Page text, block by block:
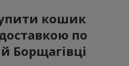
кошик
по
Борщагівці